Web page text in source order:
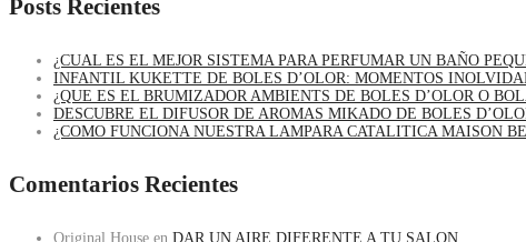
Posts Recientes
¿CUAL ES EL MEJOR SISTEMA PARA PERFUMAR UN BAÑO
INFANTIL KUKETTE DE BOLES D’OLOR: MOMENTOS
¿QUE ES EL BRUMIZADOR AMBIENTS DE BOLES D’OLOR O
DESCUBRE EL DIFUSOR DE AROMAS MIKADO DE BOLES
¿COMO FUNCIONA NUESTRA LAMPARA CATALITICA MAISON
Comentarios Recientes
Original House en DAR UN AIRE DIFERENTE A TU SALON